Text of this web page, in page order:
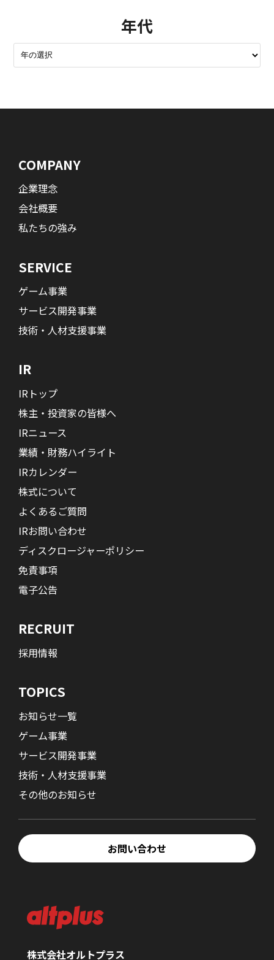
年代
株式会社オルトプラス
COMPANY
企業理念
会社概要
私たちの強み
SERVICE
ゲーム事業
サービス開発事業
技術・人材支援事業
IR
IRトップ
株主・投資家の皆様へ
IRニュース
業績・財務ハイライト
IRカレンダー
株式について
よくあるご質問
IRお問い合わせ
ディスクロージャーポリシー
免責事項
電子公告
RECRUIT
採用情報
TOPICS
お知らせ一覧
ゲーム事業
サービス開発事業
技術・人材支援事業
その他のお知らせ
お問い合わせ